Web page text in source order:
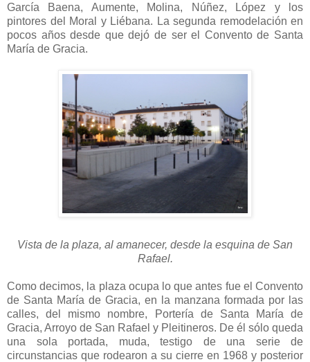
García Baena, Aumente, Molina, Núñez, López y los
pintores del Moral y Liébana. La segunda remodelación en
pocos años desde que dejó de ser el Convento de Santa
María de Gracia.
Vista de la plaza, al amanecer, desde la esquina de San
Rafael.
Como decimos, la plaza ocupa lo que antes fue el Convento
de Santa María de Gracia, en la manzana formada por las
calles, del mismo nombre, Portería de Santa María de
Gracia, Arroyo de San Rafael y Pleitineros. De él sólo queda
una sola portada, muda, testigo de una serie de
circunstancias que rodearon a su cierre en 1968 y posterior